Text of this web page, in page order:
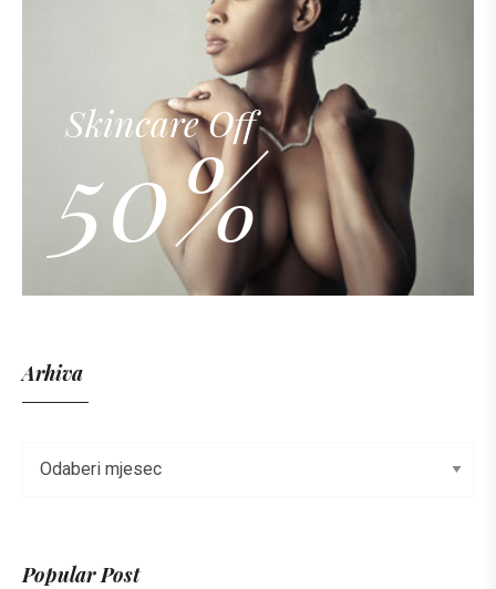
Skincare Off
50%
Arhiva
Popular Post